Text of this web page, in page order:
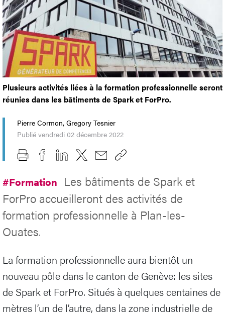
Plusieurs activités liées à la formation professionnelle seront
réunies dans les bâtiments de Spark et ForPro.
Pierre Cormon, Gregory Tesnier
Publié vendredi 02 décembre 2022
#Formation Les bâtiments de Spark et
ForPro accueilleront des activités de
formation professionnelle à Plan-les-
Ouates.
La formation professionnelle aura bientôt un
nouveau pôle dans le canton de Genève: les sites
de Spark et ForPro. Situés à quelques centaines de
mètres l’un de l’autre, dans la zone industrielle de